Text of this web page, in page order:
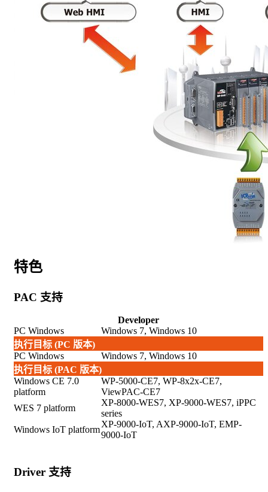
特色
PAC 支持
Developer
PC Windows
Windows 7, Windows 10
执行目标 (PC 版本)
PC Windows
Windows 7, Windows 10
执行目标 (PAC 版本)
Windows CE 7.0
platform
WP-5000-CE7, WP-8x2x-CE7,
ViewPAC-CE7
WES 7 platform
XP-8000-WES7, XP-9000-WES7, iPPC
series
Windows IoT platform
XP-9000-IoT, AXP-9000-IoT, EMP-
9000-IoT
Driver 支持